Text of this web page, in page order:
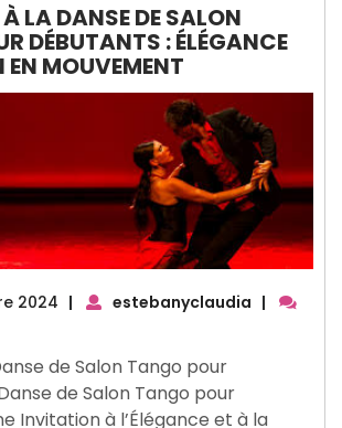
LA DANSE DE SALON
DÉBUTANTS : ÉLÉGANCE
EN MOUVEMENT
2024 25
| estebanyclaudia |
de Salon Tango pour
de Salon Tango pour
Invitation à l’Élégance et à la